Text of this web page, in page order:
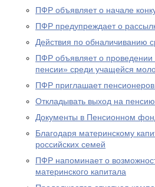
ПФР объявляет о начале
ПФР предупреждает о
Действия по обналичиванию
ПФР объявляет о проведении
пенсии» среди учащейся
ПФР приглашает пенсионеров
Откладывать выход на
Документы в Пенсионном
Благодаря материнскому
российских семей
ПФР напоминает о
материнского капитала